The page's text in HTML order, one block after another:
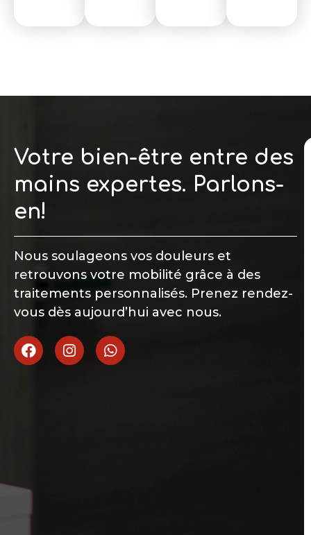
Votre bien-être entre des
mains expertes. Parlons-
en!
Nous soulageons vos douleurs et
retrouvons votre mobilité grâce à des
traitements personnalisés. Prenez rendez-
vous dès aujourd’hui avec nous.